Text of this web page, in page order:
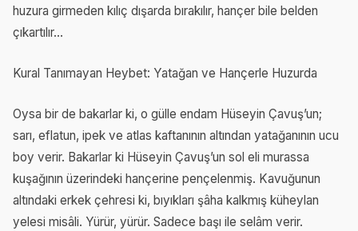
huzura girmeden kılıç dışarda bırakılır, hançer bile belden
çıkartılır...
Kural Tanımayan Heybet: Yatağan ve Hançerle Huzurda
Oysa bir de bakarlar ki, o gülle endam Hüseyin Çavuş’un;
sarı, eflatun, ipek ve atlas kaftanının altından yatağanının ucu
boy verir. Bakarlar ki Hüseyin Çavuş’un sol eli murassa
kuşağının üzerindeki hançerine pençelenmiş. Kavuğunun
altındaki erkek çehresi ki, bıyıkları şâha kalkmış küheylan
yelesi misâli. Yürür, yürür. Sadece başı ile selâm verir.